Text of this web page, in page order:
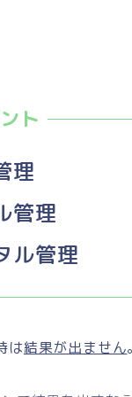
理
管理
ル管理
は結果が出ません